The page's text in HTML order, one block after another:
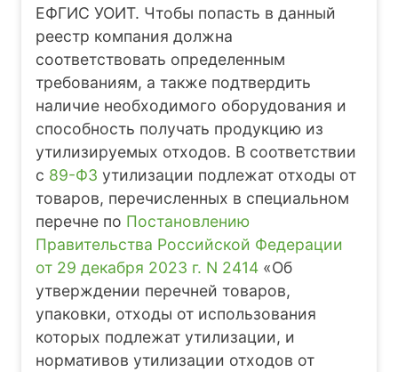
ЕФГИС УОИТ. Чтобы попасть в данный
реестр компания должна
соответствовать определенным
требованиям, а также подтвердить
наличие необходимого оборудования и
способность получать продукцию из
утилизируемых отходов. В соответствии
с 89-ФЗ утилизации подлежат отходы от
товаров, перечисленных в специальном
перечне по Постановлению
Правительства Российской Федерации
от 29 декабря 2023 г. N 2414 «Об
утверждении перечней товаров,
упаковки, отходы от использования
которых подлежат утилизации, и
нормативов утилизации отходов от